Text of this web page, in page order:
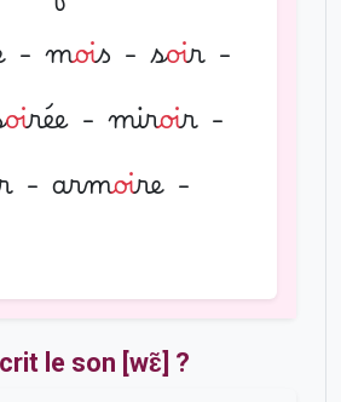
- mois - soir -
oirée - miroir -
- armoire -
le son [wɛ̃] ?